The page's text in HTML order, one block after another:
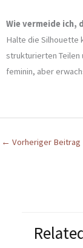
Wie vermeide ich,
Halte die Silhouette
strukturierten Teilen
feminin, aber
← Vorheriger Beitrag